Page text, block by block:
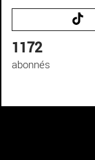
1172
abonnés